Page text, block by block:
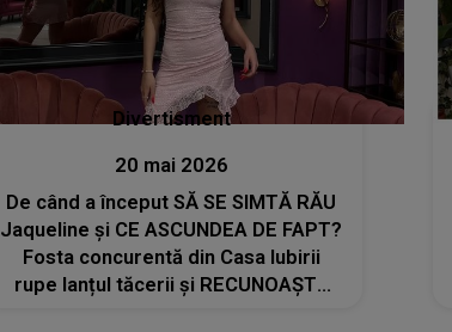
Divertisment
20 mai 2026
De când a început SĂ SE SIMTĂ RĂU
Jaqueline și CE ASCUNDEA DE FAPT?
Fosta concurentă din Casa Iubirii
rupe lanțul tăcerii și RECUNOAȘTE